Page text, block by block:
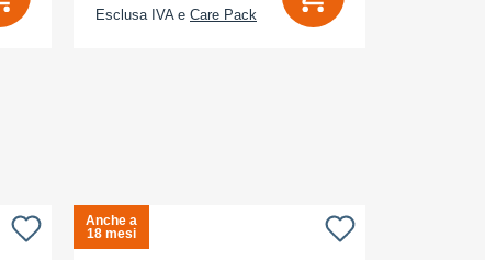
Esclusa IVA e Care Pack
Anche a
18 mesi